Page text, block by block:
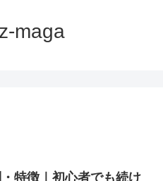
maga
特徴｜初心者でも続け